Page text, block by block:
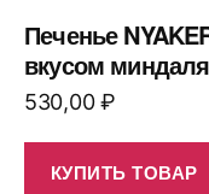
Печенье
вкусом
530,00₽
КУПИТЬ ТОВАР